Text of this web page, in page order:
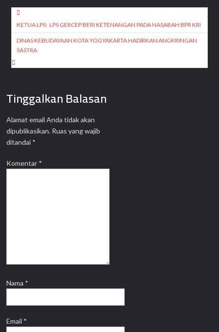
Navigasi
pos
KETUA LPS: LPS GERCEP BERI KETENANGAN PADA NASABAH BPR KRI
DINAS KEBUDAYAAN KOTA YOGYAKARTA HADIRKAN ANGKRINGAN
SASTRA
Tinggalkan Balasan
Alamat email Anda tidak akan
dipublikasikan. Ruas yang wajib
ditandai *
Komentar *
Nama *
Email *